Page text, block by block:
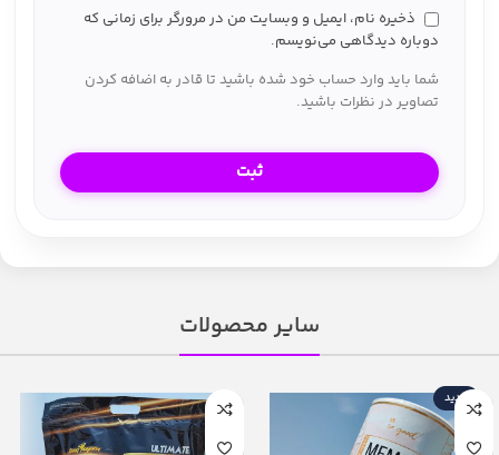
ذخیره نام، ایمیل و وبسایت من در مرورگر برای زمانی که
دوباره دیدگاهی می‌نویسم.
شما باید وارد حساب خود شده باشید تا قادر به اضافه کردن
تصاویر در نظرات باشید.
سایر محصولات
جدید